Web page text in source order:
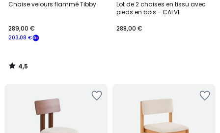
Chaise velours flammé Tibby
203,08 €
289,00 €
/ 5
4,5
/
Lot de 2 chaises en tissu avec
pieds en bois - CALVI
288,00 €